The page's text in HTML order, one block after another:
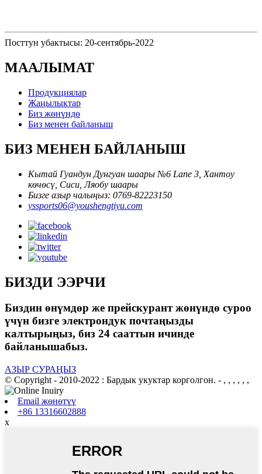
Посттун убактысы: 20-сентябрь-2022
МААЛЫМАТ
Продукциялар
Жаңылыктар
Биз жөнүндө
Биз менен байланыш
БИЗ МЕНЕН БАЙЛАНЫШ
Кытай Гуандун Дунгуан шаары №6 Lane 3, Хантоу
көчөсү, Сиси, Ляобу шаары
Бизге азыр чалыңыз: 0769-82223150
yssports06@youshengtiyu.com
БИЗДИ ЭЭРЧИ
Биздин өнүмдөр же прейскурант жөнүндө суроо
үчүн бизге электрондук почтаңызды
калтырыңыз, биз 24 сааттын ичинде
байланышабыз.
АЗЫР СУРАҢЫЗ
© Copyright - 2010-2022 : Бардык укуктар корголгон. - , , , , , ,
Email жөнөтүү
+86 13316602888
x